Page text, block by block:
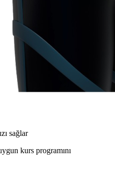
sağlar
kurs programını